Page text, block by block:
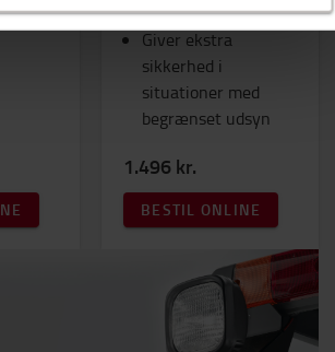
normal støj
Giver ekstra
sikkerhed i
situationer med
begrænset udsyn
1.496 kr.
BESTIL ONLINE